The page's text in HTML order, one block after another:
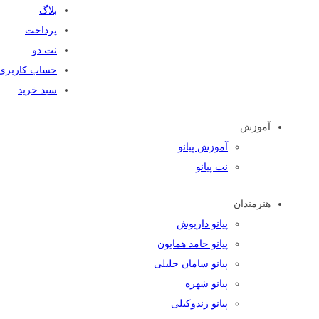
بلاگ
پرداخت
نت دو
حساب
سبد خرید
آموزش
آموزش پیانو
نت پیانو
هنرمندان
پیانو داریوش
پیانو حامد همایون
پیانو سامان جلیلی
پیانو شهره
پیانو زندوکیلی